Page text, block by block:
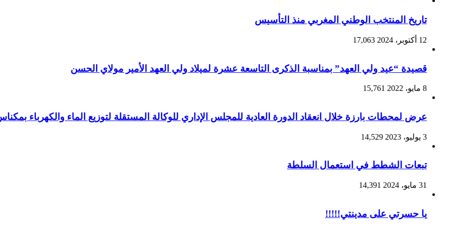
تاريخ المنتخب الوطني المغربي منذ التأسيس
12 أكتوبر، 2024 17,063
قصيدة “عيد ولي العهد” بمناسبة الذكرى التاسعة عشرة لميلاد ولي العهد الأمير مولاي الحسن
8 مايو، 2022 15,761
عرض لمحطات بارزة خلال انعقاد الدورة العادية للمجلس الإداري للوكالة المستقلة لتوزيع الماء والكهرباء
3 يوليو، 2023 14,529
تبعات الشطط في استعمال السلطة
31 مايو، 2024 14,391
يا حسرتي على مدينتي!!!!!